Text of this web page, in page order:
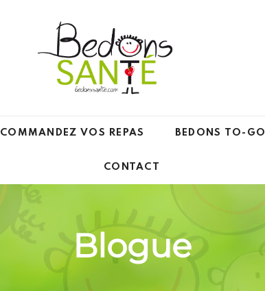
COMMANDEZ VOS REPAS BEDONS TO-GO
CONTACT
Blogue